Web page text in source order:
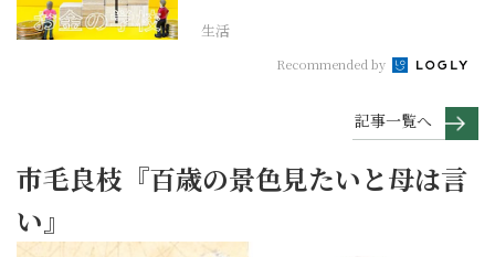
生活
Recommended by
記事一覧へ
市毛良枝『百歳の景色見たいと母は言
い』